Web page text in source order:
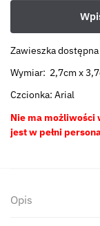
Zawieszka
Wymiar: 2,7cm x
Czcionka: Arial
Nie ma
jest w pełni
Opis